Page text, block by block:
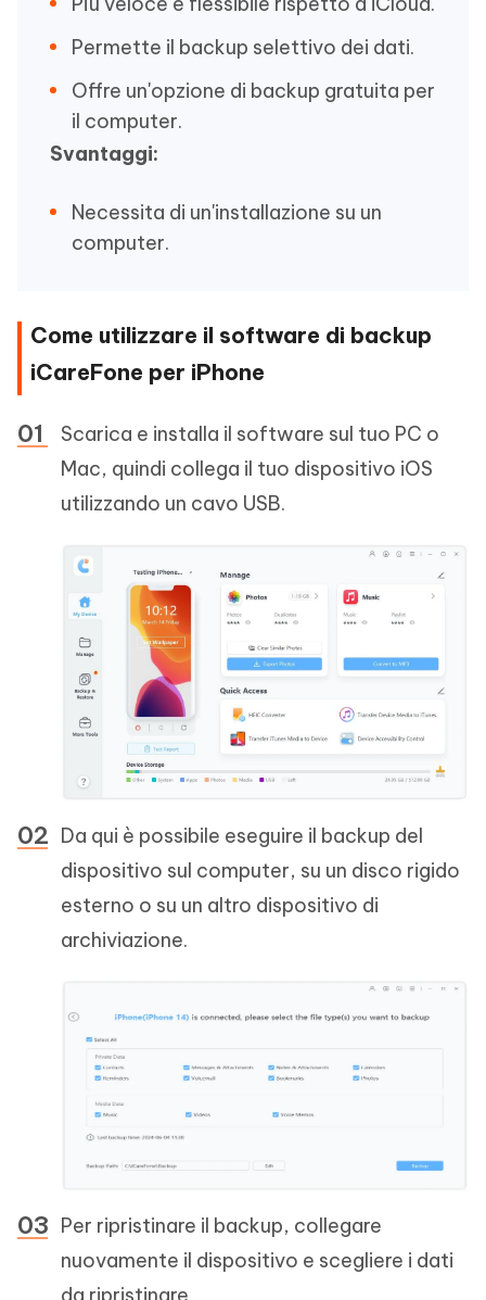
Permette il backup selettivo dei dati.
Offre un'opzione di backup gratuita per
il computer.
Svantaggi:
Necessita di un'installazione su un
computer.
Come utilizzare il software di backup
iCareFone per iPhone
Scarica e installa il software sul tuo PC o
Mac, quindi collega il tuo dispositivo iOS
utilizzando un cavo USB.
Da qui è possibile eseguire il backup del
dispositivo sul computer, su un disco rigido
esterno o su un altro dispositivo di
archiviazione.
Per ripristinare il backup, collegare
nuovamente il dispositivo e scegliere i dati
da ripristinare.